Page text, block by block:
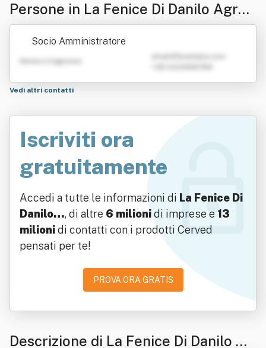
Persone in La Fenice Di Danilo Agros
i E Filotea Patrizia Scudella Snc
Socio Amministratore
Nome e Cognome
Vedi altri contatti
Iscriviti ora
gratuitamente
Accedi a tutte le informazioni di La Fenice Di
Danilo…, di altre 6 milionidi imprese e 13
milionidi contatti con i prodotti Cerved
pensati per te!
PROVA ORA GRATIS
Descrizione di La Fenice Di Danilo Ag